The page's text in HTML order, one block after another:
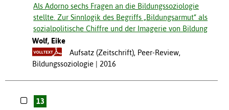
Als Adorno sechs Fragen an die Bildungssoziologie
stellte. Zur Sinnlogik des Begriffs „Bildungsarmut“ als
sozialpolitische Chiffre und der Imagerie von Bildung
Wolf, Eike
Aufsatz (Zeitschrift), Peer-Review,
Bildungssoziologie
2016
13